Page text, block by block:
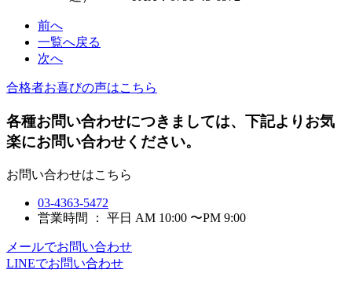
前へ
一覧へ戻る
次へ
合格者お喜びの声はこちら
各種お問い合わせにつきましては、下記よりお気
楽にお問い合わせください。
お問い合わせはこちら
03-4363-5472
営業時間 ： 平日 AM 10:00 〜PM 9:00
メールでお問い合わせ
LINEでお問い合わせ